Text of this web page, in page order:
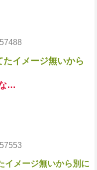
イメージ無いから
…
イメージ無いから別に